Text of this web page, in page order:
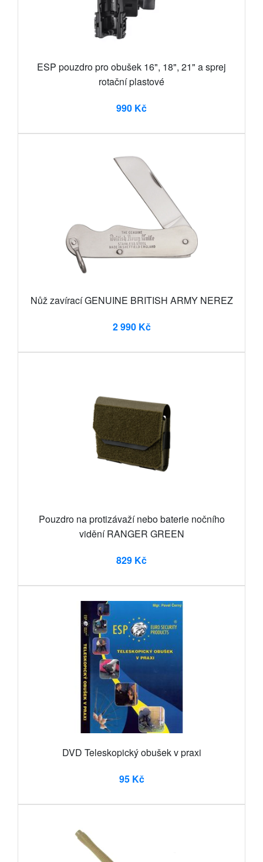
ESP pouzdro pro obušek 16", 18", 21" a sprej
rotační plastové
990 Kč
Nůž zavírací GENUINE BRITISH ARMY NEREZ
2 990 Kč
Pouzdro na protizávaží nebo baterie nočního
vidění RANGER GREEN
829 Kč
DVD Teleskopický obušek v praxi
95 Kč